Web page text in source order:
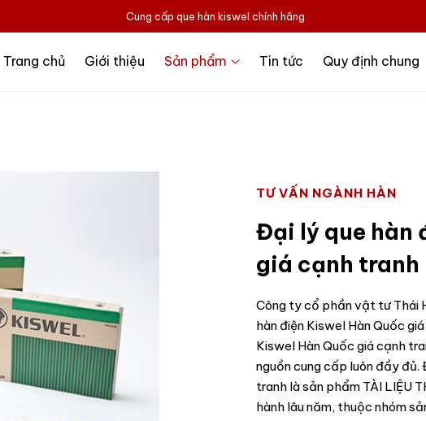
Cung cấp que hàn kiswel chính hãng
Trang chủ Giới thiệu Sản phẩm Tin tức Quy định chung
TƯ VẤN NGÀNH HÀN
Đại lý que hàn
giá cạnh tranh
Công ty cổ phần vật tư Thái
hàn điện Kiswel Hàn Quốc
Kiswel Hàn Quốc giá cạnh
nguồn cung cấp luôn đầy đủ.
tranh là sản phẩm TÀI LIỆU
hành lâu năm, thuộc nhóm